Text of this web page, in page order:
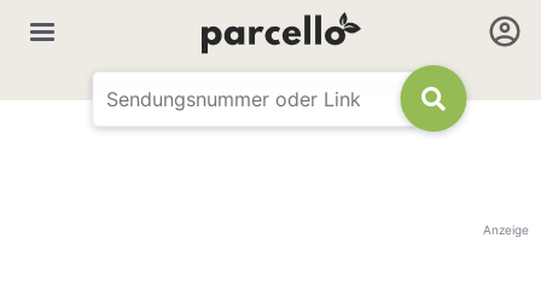
Anzeige